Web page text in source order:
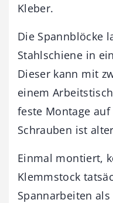
Kleber.
Die Spannblöcke
Stahlschiene in
Dieser kann mit
einem
feste Montage
Schrauben ist
Einmal montiert,
Klemmstock
Spannarbeiten als